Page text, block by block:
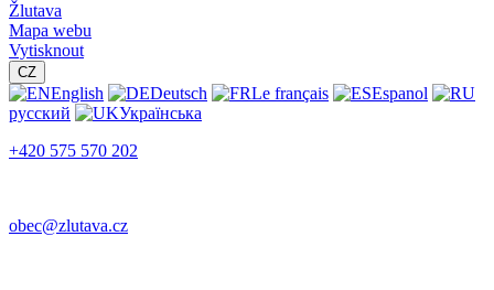
Žlutava
Mapa webu
Vytisknout
CZ
English Deutsch Le français
Espanol
русский
Українська
+420 575 570 202
obec@zlutava.cz